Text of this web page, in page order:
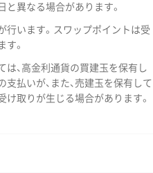
異なる場合があります。
行います。スワップポイントは受
。
、高金利通貨の買建玉を保有し
払いが、また、売建玉を保有して
取りが生じる場合があります。